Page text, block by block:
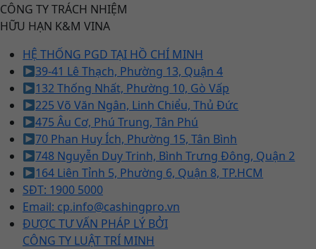
CÔNG TY TRÁCH NHIỆM
HỮU HẠN K&M VINA
HỆ THỐNG PGD TẠI HỒ CHÍ MINH
39-41 Lê Thạch, Phường 13, Quận 4
132 Thống Nhất, Phường 10, Gò Vấp
225 Võ Văn Ngân, Linh Chiểu, Thủ Đức
475 Âu Cơ, Phú Trung, Tân Phú
70 Phan Huy Ích, Phường 15, Tân Bình
748 Nguyễn Duy Trinh, Bình Trưng Đông, Quận 2
164 Liên Tỉnh 5, Phường 6, Quận 8, TP.HCM
SĐT: 1900 5000
Email: cp.info@cashingpro.vn
ĐƯỢC TƯ VẤN PHÁP LÝ BỞI
CÔNG TY LUẬT TRÍ MINH